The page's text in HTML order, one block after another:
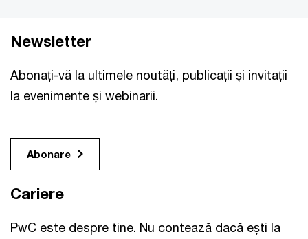
Newsletter
Abonați-vă la ultimele noutăți, publicații și invitații
la evenimente și webinarii.
Abonare
Cariere
PwC este despre tine. Nu contează dacă ești la